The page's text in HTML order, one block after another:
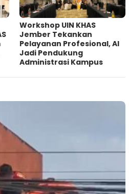
Workshop UIN KHAS
Jember Tekankan
Pelayanan Profesional, AI
Jadi Pendukung
Administrasi Kampus